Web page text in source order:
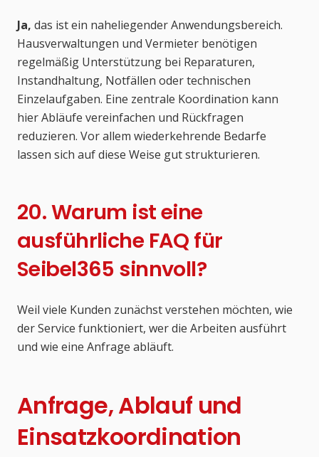
Ja, das ist ein naheliegender Anwendungsbereich.
Hausverwaltungen und Vermieter benötigen
regelmäßig Unterstützung bei Reparaturen,
Instandhaltung, Notfällen oder technischen
Einzelaufgaben. Eine zentrale Koordination kann
hier Abläufe vereinfachen und Rückfragen
reduzieren. Vor allem wiederkehrende Bedarfe
lassen sich auf diese Weise gut strukturieren.
20. Warum ist eine
ausführliche FAQ für
Seibel365 sinnvoll?
Weil viele Kunden zunächst verstehen möchten, wie
der Service funktioniert, wer die Arbeiten ausführt
und wie eine Anfrage abläuft.
Anfrage, Ablauf und
Einsatzkoordination